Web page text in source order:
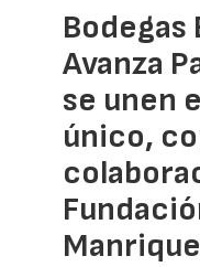
Bodegas
Avanza
se unen
único,
Manrique